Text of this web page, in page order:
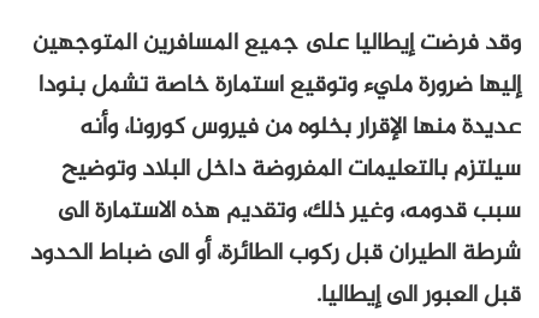
وقد فرضت إيطاليا على جميع المسافرين المتوجهين
إليها ضرورة مليء وتوقيع استمارة خاصة تشمل بنودا
عديدة منها الإقرار بخلوه من فيروس كورونا، وأنه
سيلتزم بالتعليمات المفروضة داخل البلاد وتوضيح
سبب قدومه، وغير ذلك، وتقديم هذه الاستمارة الى
شرطة الطيران قبل ركوب الطائرة، أو الى ضباط الحدود
قبل العبور الى إيطاليا.